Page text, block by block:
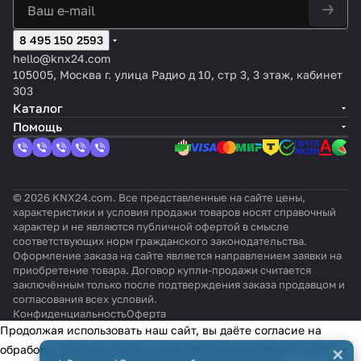
KNX
eTR
205
Ligh
t,
чер
ный
RAL
900
5
атуры и
сти,
управл
ение 2-
ШИМ,
от -10
до
очны
цвет:
Белы
й,
Без
отте
нка
ей 1.8
в с
меню,
Чёрны
й
й,
Без
оттен
инит
M/PT
й,
Альп к
ы,
цвет:
Белый
кноп
цвет
:
сере
ь,
цвет:
юща
стал
8 495 150 2593
hello@knx24.com
105005, Москва г. улица Радио д 10, стр 3, 3 этаж, кабинет
303
Каталог
Помощь
© 2026 KNX24.com. Все представленные на сайте цены,
характеристики и условия продажи товаров носят справочный
характер и не являются публичной офертой в смысле
соответствующих норм гражданского законодательства.
Оформление заказа на сайте является направлением заявки на
приобретение товара. Договор купли-продажи считается
заключённым только после подтверждения заказа продавцом и
согласования всех условий.
КонфиденциальностьОферта
×
Продолжая использовать наш сайт, вы даёте согласие на
обработку файлов cookie в целях функционирования сайта и